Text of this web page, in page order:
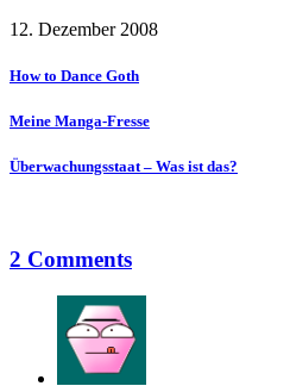
12. Dezember 2008
How to Dance Goth
Meine Manga-Fresse
Überwachungsstaat – Was ist das?
2 Comments